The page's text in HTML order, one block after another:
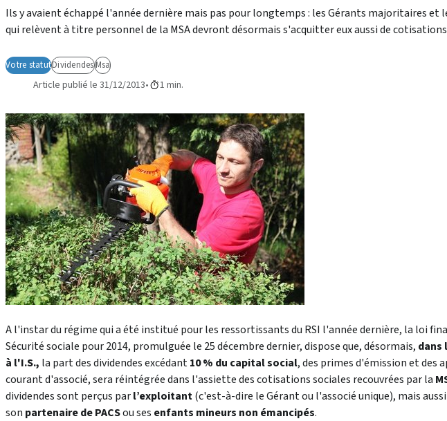
Ils y avaient échappé l'année dernière mais pas pour longtemps : les Gérants majoritaires et
qui relèvent à titre personnel de la MSA devront désormais s'acquitter eux aussi de
Votre statutDividendesMsa
Article publié le 31/12/2013 1 min.
A l'instar du régime qui a été institué pour les ressortissants du RSI l'année dernière, la loi
Sécurité sociale pour 2014, promulguée le 25 décembre dernier, dispose que, désormais, dans
à l'I.S., la part des dividendes excédant10 % du capital social, des primes d'émission et des
courant d'associé, sera réintégrée dans l'assiette des cotisations sociales recouvrées par la
dividendes sont perçus parl’exploitant(c'est-à-dire le Gérant ou l'associé unique), mais
son partenaire de PACSou ses enfants mineurs non émancipés.